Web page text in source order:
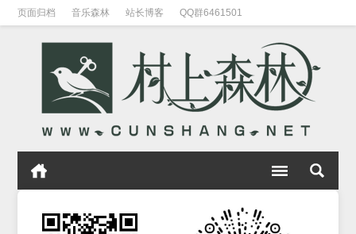
页面归档 音乐森林 站长博客 QQ群6461501